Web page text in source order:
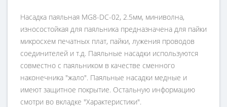
Насадка паяльная MG8-DС-02, 2.5мм, миниволна,
износостойкая для паяльника предназначена для пайки
микросхем печатных плат, пайки, лужения проводов
соединителей и т.д. Паяльные насадки используются
совместно с паяльником в качестве сменного
наконечника "жало". Паяльные насадки медные и
имеют защитное покрытие. Остальную информацию
смотри во вкладке "Характеристики".